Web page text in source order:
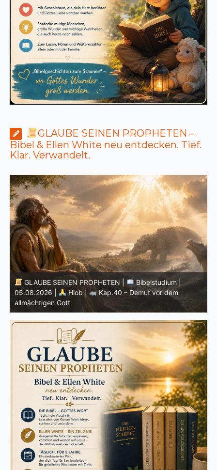
GLAUBE SEINEN PROPHETEN –
Bibel & Ellen White neu entdecken. Tief.
Klar. Verwandelt.
GLAUBE SEINEN PROPHETEN |
Bibelstudium |
04.08.2026 |
Hiob |
Kap.39 – Gottes Weisheit in der
Schöpfung